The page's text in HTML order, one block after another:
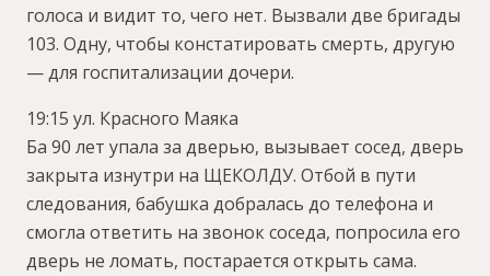
голоса и видит то, чего нет. Вызвали две бригады
103. Одну, чтобы констатировать смерть, другую
— для госпитализации дочери.
19:15 ул. Красного Маяка
Ба 90 лет упала за дверью, вызывает сосед, дверь
закрыта изнутри на ЩЕКОЛДУ. Отбой в пути
следования, бабушка добралась до телефона и
смогла ответить на звонок соседа, попросила его
дверь не ломать, постарается открыть сама.